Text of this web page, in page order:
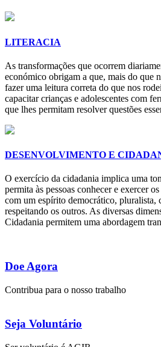
LITERACIA
As transformações que ocorrem
económico obrigam a que, mais do que
fazer uma leitura correta do que nos
capacitar crianças e adolescentes com
que lhes permitam resolver questões
DESENVOLVIMENTO E
O exercício da cidadania implica uma
permita às pessoas conhecer e exercer
com um espírito democrático, pluralista,
respeitando os outros. As diversas
Cidadania permitem uma abordagem
Doe Agora
Contribua para o nosso trabalho
Seja Voluntário